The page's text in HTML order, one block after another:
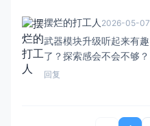
摆烂的打工人 2026-05-07
武器模块升级听起来有
了？探索感会不会不够
回复